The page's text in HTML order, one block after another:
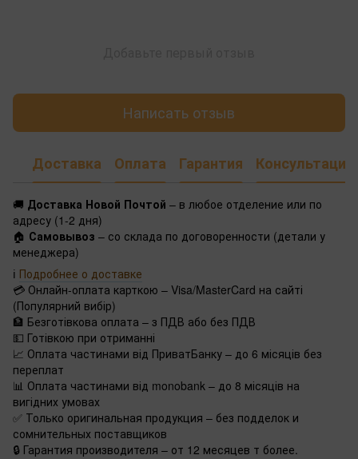
Написать отзыв
Доставка Оплата Гарантия Консультация
🚚 Доставка Новой Почтой – в любое отделение или по
адресу (1-2 дня)
🏠 Самовывоз – со склада по договоренности (детали у
менеджера)
ℹ️ Подробнее о доставке
💳 Онлайн-оплата карткою – Visa/MasterCard на сайті
(Популярний вибір)
🏦 Безготівкова оплата – з ПДВ або без ПДВ
💵 Готівкою при отриманні
📈 Оплата частинами від ПриватБанку – до 6 місяців без
переплат
📊 Оплата частинами від monobank – до 8 місяців на
вигідних умовах
✅ Только оригинальная продукция – без подделок и
сомнительных поставщиков
🔒 Гарантия производителя – от 12 месяцев т более.